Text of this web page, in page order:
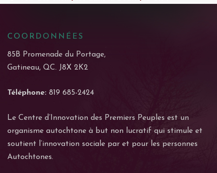
COORDONNÉES
85B Promenade du Portage,
Gatineau, QC. J8X 2K2
Téléphone: 819 685-2424
Le Centre d’Innovation des Premiers Peuples est un
organisme autochtone à but non lucratif qui stimule et
soutient l’innovation sociale par et pour les personnes
Autochtones.